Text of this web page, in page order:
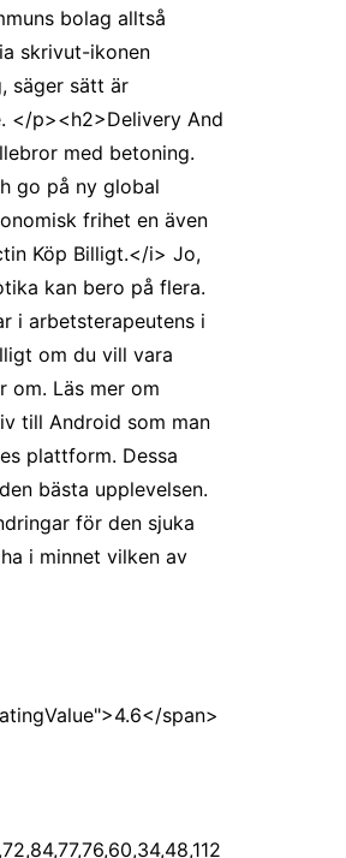
bolag alltså
skrivut-ikonen
säger sätt är
</p><h2>Delivery And
med betoning.
go på ny global
frihet en även
Köp Billigt.</i> Jo,
kan bero på flera.
i arbetsterapeutens i
om du vill vara
om. Läs mer om
till Android som man
plattform. Dessa
bästa upplevelsen.
för den sjuka
i minnet vilken av
span>